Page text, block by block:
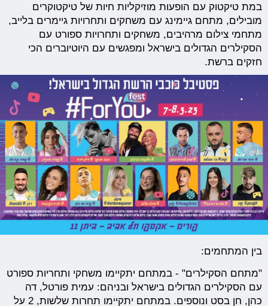
במת טיקטוק עם הופעות מוזיקליות חיות של טיקטוקרים
מובילים, מתחם גיימינג עם משחקים ותחרויות גיימרים בלייב,
מתחמי צילום מרהיבים, משחקים ותחרויות ספורט עם
הסקילרים הגדולים בישראל ומפגשים עם היוטיוברים הכי
חזקים ברשת.
בין המתחמים:
"מתחם הסקילרים" - במתחם יתקיימו משחקי ותחריות ספורט
עם הסקילרים הגדולים בישראל ובניהם: עמית פורטל, דה
כהן, חן בסט ונוספים. במתחם יתקיימו תחרות שלשות, 2 על